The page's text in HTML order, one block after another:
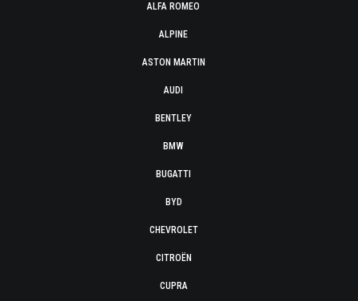
ALFA ROMEO
ALPINE
ASTON MARTIN
AUDI
BENTLEY
BMW
BUGATTI
BYD
CHEVROLET
CITROËN
CUPRA